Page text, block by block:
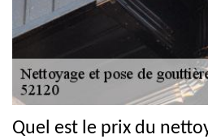
Quel est le prix du